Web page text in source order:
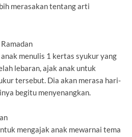
merasakan tentang arti
menulis 1 kertas syukur yang
lebaran, ajak anak untuk
tersebut. Dia akan merasa hari-
begitu menyenangkan.
mengajak anak mewarnai tema